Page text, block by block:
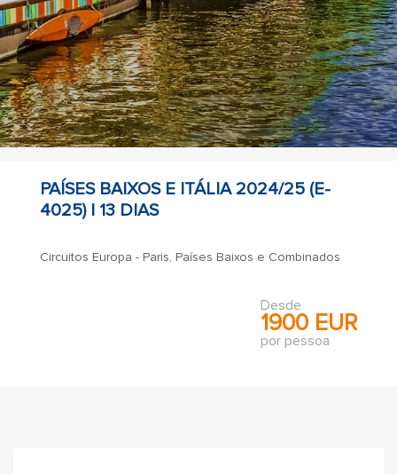
PAÍSES BAIXOS E ITÁLIA 2024/25 (E-
4025) | 13 DIAS
Circuitos Europa - Paris, Países Baixos e Combinados
Desde
1900 EUR
por pessoa